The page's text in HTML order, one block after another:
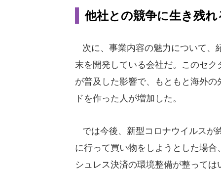
他社との競争に生き残
次に、事業内容の魅力について、
末を開発している会社だ。このセ
が普及した影響で、もともと海外
ドを作った人が増加した。
では今後、新型コロナウイルスが
に行って買い物をしようとした場
シュレス決済の環境整備が整って